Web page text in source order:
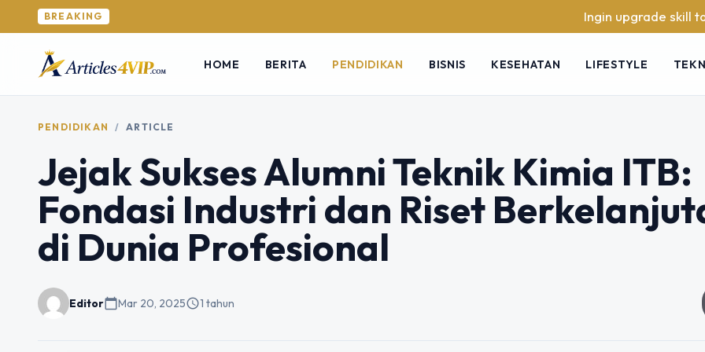
BREAKING Ingin upgrade skill tanpa
HOME BERITA PENDIDIKAN BISNIS KESEHATAN LIFESTYLE
PENDIDIKAN / ARTICLE
Jejak Sukses Alumni Teknik Kimia ITB:
Fondasi Industri dan Riset
di Dunia Profesional
Editorcalendar_todayMar 20, 2025schedule1 tahun